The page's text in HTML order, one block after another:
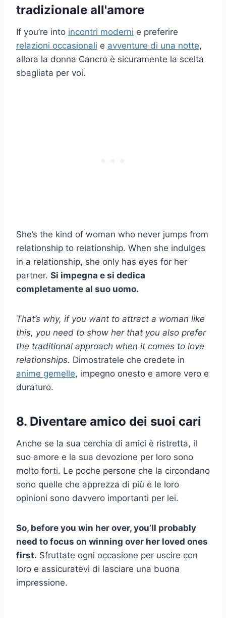
tradizionale all'amore
If you’re into incontri moderni e preferire
relazioni occasionali e avventure di una notte,
allora la donna Cancro è sicuramente la scelta
sbagliata per voi.
She’s the kind of woman who never jumps from
relationship to relationship. When she indulges
in a relationship, she only has eyes for her
partner. Si impegna e si dedica
completamente al suo uomo.
That’s why, if you want to attract a woman like
this, you need to show her that you also prefer
the traditional approach when it comes to love
relationships. Dimostratele che credete in
anime gemelle, impegno onesto e amore vero e
duraturo.
8. Diventare amico dei suoi cari
Anche se la sua cerchia di amici è ristretta, il
suo amore e la sua devozione per loro sono
molto forti. Le poche persone che la circondano
sono quelle che apprezza di più e le loro
opinioni sono davvero importanti per lei.
So, before you win her over, you’ll probably
need to focus on winning over her loved ones
first. Sfruttate ogni occasione per uscire con
loro e assicuratevi di lasciare una buona
impressione.